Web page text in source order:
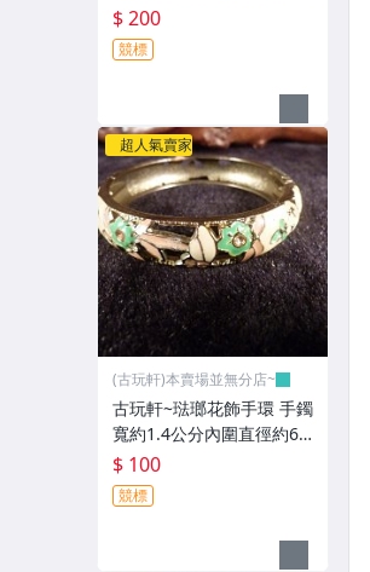
t Evil 6 -英文~GGG100
$ 200
競標
超人氣賣家
(古玩軒)本賣場並無分店~
古玩軒~琺瑯花飾手環 手鐲
寬約1.4公分內圍直徑約6.1
公分(非緬甸玉.翡翠.藍寶)G
GG99
$ 100
競標